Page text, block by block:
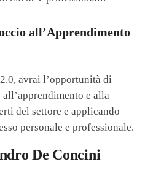
all’Apprendimento
avrai l’opportunità di
e alla
del settore e applicando
personale e professionale.
De Concini